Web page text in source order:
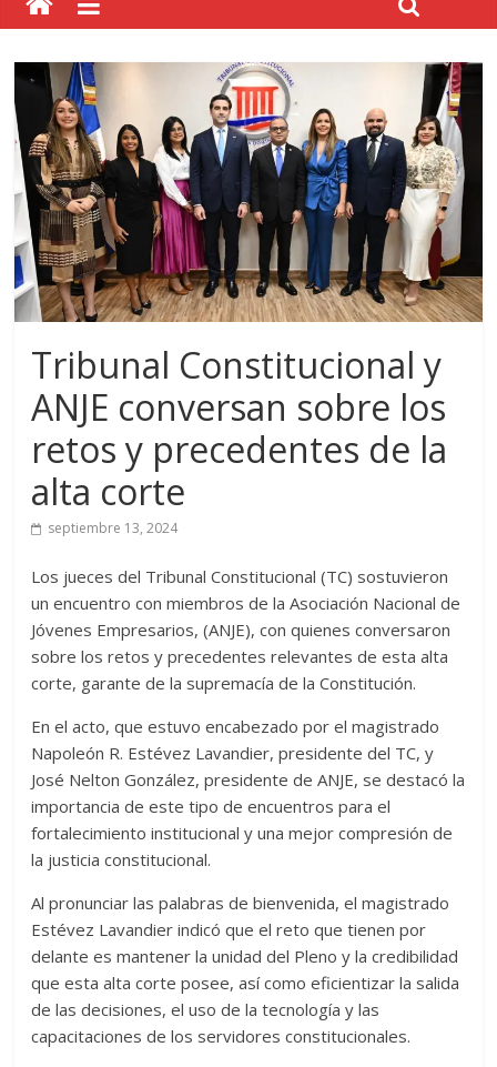
Tribunal Constitucional y
ANJE conversan sobre los
retos y precedentes de la
alta corte
septiembre 13, 2024
Los jueces del Tribunal Constitucional (TC) sostuvieron
un encuentro con miembros de la Asociación Nacional de
Jóvenes Empresarios, (ANJE), con quienes conversaron
sobre los retos y precedentes relevantes de esta alta
corte, garante de la supremacía de la Constitución.
En el acto, que estuvo encabezado por el magistrado
Napoleón R. Estévez Lavandier, presidente del TC, y
José Nelton González, presidente de ANJE, se destacó la
importancia de este tipo de encuentros para el
fortalecimiento institucional y una mejor compresión de
la justicia constitucional.
Al pronunciar las palabras de bienvenida, el magistrado
Estévez Lavandier indicó que el reto que tienen por
delante es mantener la unidad del Pleno y la credibilidad
que esta alta corte posee, así como eficientizar la salida
de las decisiones, el uso de la tecnología y las
capacitaciones de los servidores constitucionales.